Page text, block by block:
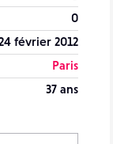
0
février 2012
Paris
37 ans